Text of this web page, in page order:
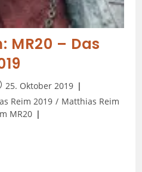
MR20 – Das
25. Oktober 2019
Reim 2019 / Matthias Reim
MR20